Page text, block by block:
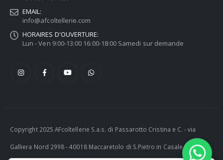
EMAIL:
info@afcoltellerie.com
HORAIRES D'OUVERTURE:
Lun - Ven 9:00-13:00 16:00-18:00 Samedi sur demande
Copyright 2025 AFcoltellerie S.a.s. di Passarotto Cristina e C. - via
Galliera Nord 2998 - 40018 Maccaretolo di S.Pietro in Casale (BO) -